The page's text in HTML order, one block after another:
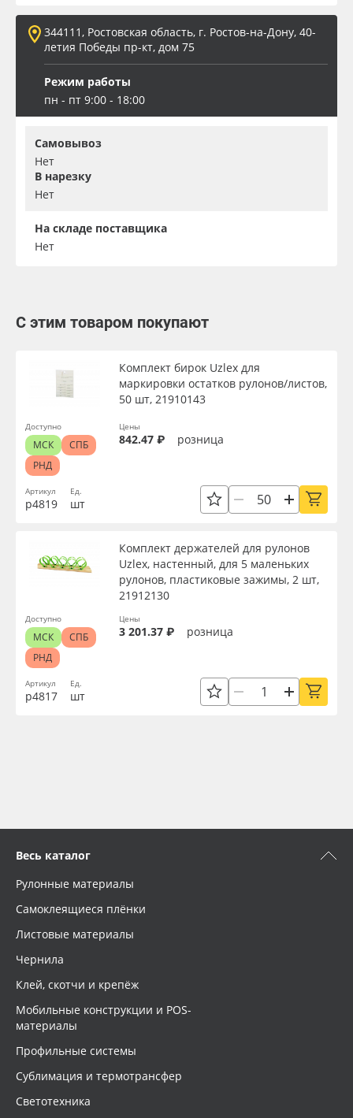
344111, Ростовская область, г. Ростов-на-Дону, 40-
летия Победы пр-кт, дом 75
Режим работы
пн - пт 9:00 - 18:00
Самовывоз
Нет
В нарезку
Нет
На складе поставщика
Нет
С этим товаром покупают
Артикул
р4819
Комплект бирок Uzlex для
маркировки остатков рулонов/листов,
50 шт, 21910143
Ед.
шт
Цены
842.47 ₽ розница
Доступно
МСК
СПБ
РНД
Артикул
р4817
Комплект держателей для рулонов
Uzlex, настенный, для 5 маленьких
рулонов, пластиковые зажимы, 2 шт,
21912130
Ед.
шт
Цены
3 201.37 ₽ розница
Доступно
МСК
СПБ
РНД
Весь каталог
Рулонные материалы
Самоклеящиеся плёнки
Листовые материалы
Чернила
Клей, скотчи и крепёж
Мобильные конструкции и POS-
материалы
Профильные системы
Сублимация и термотрансфер
Светотехника